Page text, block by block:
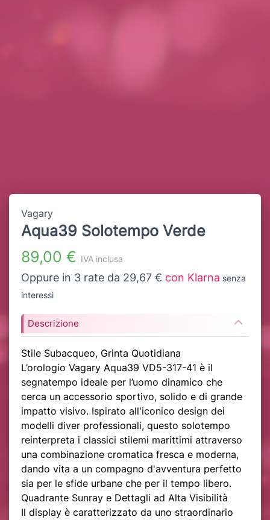
Vagary
Aqua39 Solotempo Verde
89,00 € IVA inclusa
Oppure in 3 rate da 29,67 € con Klarna senza
interessi
Descrizione
Stile Subacqueo, Grinta Quotidiana
L’orologio Vagary Aqua39 VD5-317-41 è il
segnatempo ideale per l’uomo dinamico che
cerca un accessorio sportivo, solido e di grande
impatto visivo. Ispirato all'iconico design dei
modelli diver professionali, questo solotempo
reinterpreta i classici stilemi marittimi attraverso
una combinazione cromatica fresca e moderna,
dando vita a un compagno d'avventura perfetto
sia per le sfide urbane che per il tempo libero.
Quadrante Sunray e Dettagli ad Alta Visibilità
Il display è caratterizzato da uno straordinario